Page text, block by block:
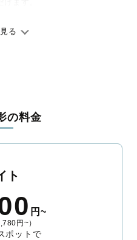
十年経っても見返したくなるよ
が全国47都道府県に在籍してい
し、思い出に残る素敵な撮影体
おしゃれで洗練された仕上がり
ほしかった！」と思える一枚に
の撮影事例
る
の料金
ト
円~
円~）
ポットで